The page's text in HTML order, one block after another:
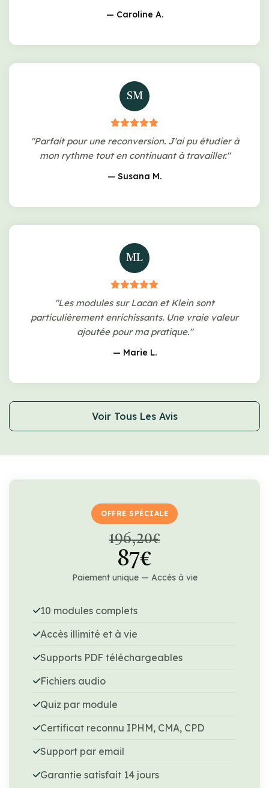
— Caroline A.
SM
"Parfait pour une reconversion. J'ai pu étudier à
mon rythme tout en continuant à travailler."
— Susana M.
ML
"Les modules sur Lacan et Klein sont
particulièrement enrichissants. Une vraie valeur
ajoutée pour ma pratique."
— Marie L.
Voir Tous Les Avis
OFFRE SPÉCIALE
196,20€
87€
Paiement unique — Accès à vie
10 modules complets
Accès illimité et à vie
Supports PDF téléchargeables
Fichiers audio
Quiz par module
Certificat reconnu IPHM, CMA, CPD
Support par email
Garantie satisfait 14 jours